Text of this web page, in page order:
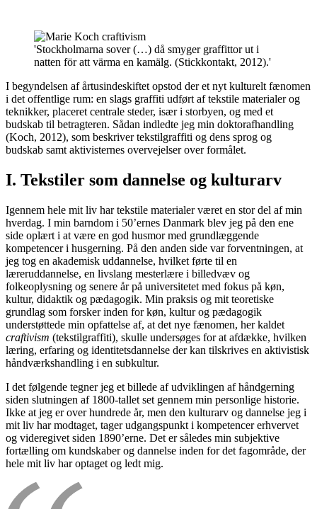
'Stockholmarna sover (…) då smyger graffittor ut i
natten för att värma en kamälg. (Stickkontakt, 2012).'
I begyndelsen af årtusindeskiftet opstod der et nyt kulturelt fænomen
i det offentlige rum: en slags graffiti udført af tekstile materialer og
teknikker, placeret centrale steder, især i storbyen, og med et
budskab til betragteren. Sådan indledte jeg min doktorafhandling
(Koch, 2012), som beskriver tekstilgraffiti og dens sprog og
budskab samt aktivisternes overvejelser over formålet.
I. Tekstiler som dannelse og kulturarv
Igennem hele mit liv har tekstile materialer været en stor del af min
hverdag. I min barndom i 50’ernes Danmark blev jeg på den ene
side oplært i at være en god husmor med grundlæggende
kompetencer i husgerning. På den anden side var forventningen, at
jeg tog en akademisk uddannelse, hvilket førte til en
læreruddannelse, en livslang mesterlære i billedvæv og
folkeoplysning og senere år på universitetet med fokus på køn,
kultur, didaktik og pædagogik. Min praksis og mit teoretiske
grundlag som forsker inden for køn, kultur og pædagogik
understøttede min opfattelse af, at det nye fænomen, her kaldet
craftivism (tekstilgraffiti), skulle undersøges for at afdække, hvilken
læring, erfaring og identitetsdannelse der kan tilskrives en aktivistisk
håndværkshandling i en subkultur.
I det følgende tegner jeg et billede af udviklingen af håndgerning
siden slutningen af 1800-tallet set gennem min personlige historie.
Ikke at jeg er over hundrede år, men den kulturarv og dannelse jeg i
mit liv har modtaget, tager udgangspunkt i kompetencer erhvervet
og videregivet siden 1890’erne. Det er således min subjektive
fortælling om kundskaber og dannelse inden for det fagområde, der
hele mit liv har optaget og ledt mig.